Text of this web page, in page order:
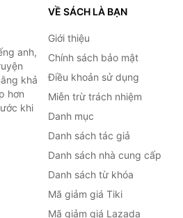
anh,
khả
hơn
khi
VỀ SÁCH LÀ BẠN
Giới thiệu
Chính sách bảo mật
Điều khoản sử dụng
Miễn trừ trách nhiệm
Danh mục
Danh sách tác giả
Danh sách nhà cung cấp
Danh sách từ khóa
Mã giảm giá Tiki
Mã giảm giá Lazada